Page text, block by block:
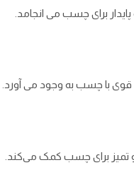
برای چسب می انجامد.
قوی با چسب به وجود می آورد.
تمیز برای چسب کمک می‌کند.